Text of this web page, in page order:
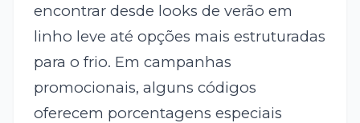
encontrar desde looks de verão em
linho leve até opções mais estruturadas
para o frio. Em campanhas
promocionais, alguns códigos
oferecem porcentagens especiais